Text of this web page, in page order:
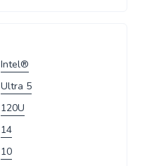
Intel®
Ultra 5
120U
14
10